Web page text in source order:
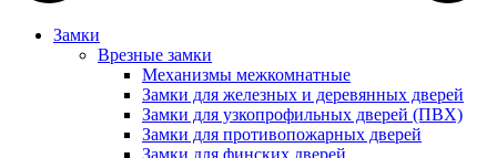
Замки
Врезные замки
Механизмы межкомнатные
Замки для железных и деревянных дверей
Замки для узкопрофильных дверей (ПВХ)
Замки для противопожарных дверей
Замки для финских дверей